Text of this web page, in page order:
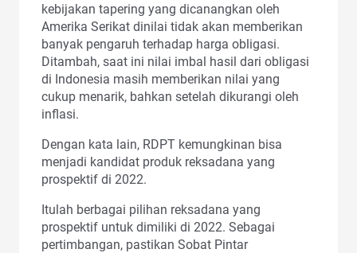
kebijakan tapering yang dicanangkan oleh
Amerika Serikat dinilai tidak akan memberikan
banyak pengaruh terhadap harga obligasi.
Ditambah, saat ini nilai imbal hasil dari obligasi
di Indonesia masih memberikan nilai yang
cukup menarik, bahkan setelah dikurangi oleh
inflasi.
Dengan kata lain, RDPT kemungkinan bisa
menjadi kandidat produk reksadana yang
prospektif di 2022.
Itulah berbagai pilihan reksadana yang
prospektif untuk dimiliki di 2022. Sebagai
pertimbangan, pastikan Sobat Pintar